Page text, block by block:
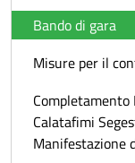
Bando di gara
Misure per il
Calatafimi
Manifestazione